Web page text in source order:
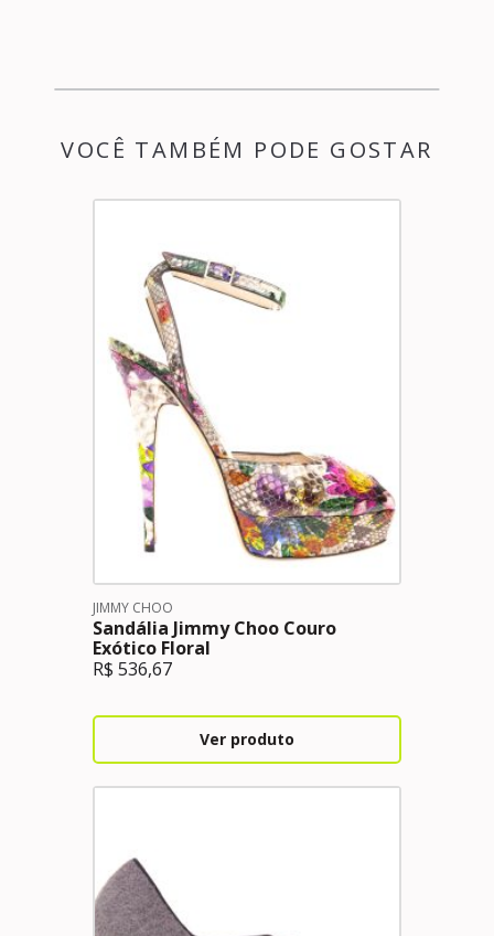
VOCÊ TAMBÉM PODE GOSTAR
JIMMY CHOO
Sandália Jimmy Choo Couro
Exótico Floral
R$ 536,67
Ver produto